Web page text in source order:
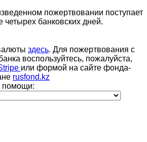
пожертвовании поступает
четырех банковских дней.
здесь. Для пожертвования с
воспользуйтесь, пожалуйста,
или формой на сайте фонда-
rusfond.kz
помощи: